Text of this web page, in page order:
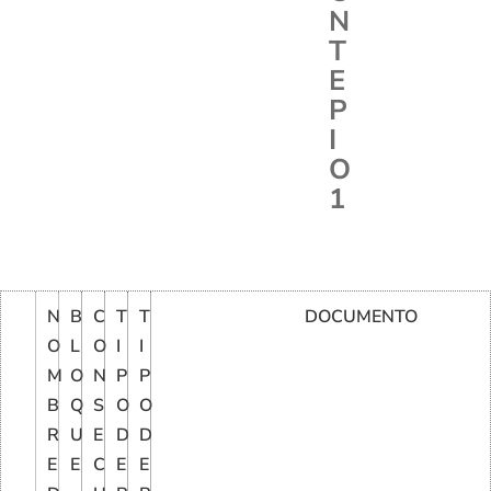
N
T
E
P
I
O
1
N
O
M
B
R
E
B
L
O
Q
U
E
C
O
N
S
E
C
T
I
P
O
D
E
T
I
P
O
D
E
DOCUMENTO